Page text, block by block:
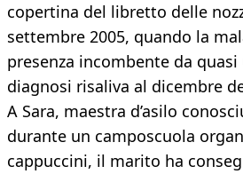
copertina del libretto delle
settembre 2005, quando la
presenza incombente da quasi
diagnosi risaliva al dicembre
A Sara, maestra d’asilo
durante un camposcuola
cappuccini, il marito ha